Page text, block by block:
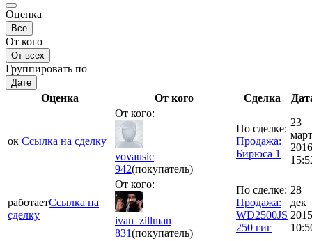
Оценка
Все
От кого
От всех
Группировать по
Дате
Оценка От кого Сделка
ок Ссылка на сделку
От кого:
vovausic
942(покупатель)
По сделке:
Продажа:
Бирюса 1
23
март
2016
работаетСсылка на
сделку
От кого:
ivan_zillman
831(покупатель)
По сделке:
Продажа:
WD2500JS
250 гиг
28
дек
2015